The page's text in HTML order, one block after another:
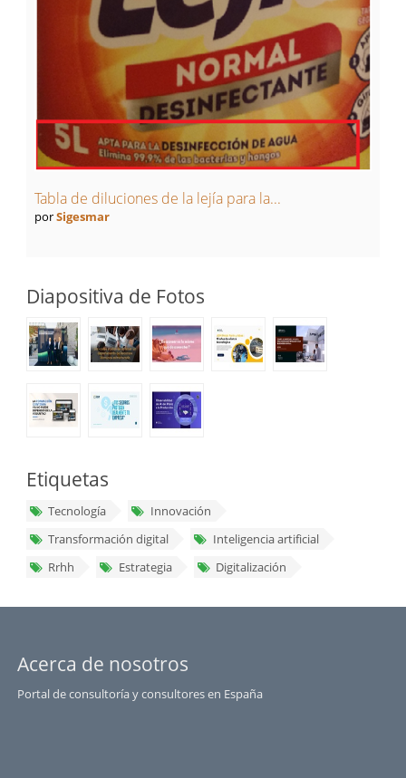
Tabla de diluciones de la lejía para la...
porSigesmar
Diapositiva de Fotos
Etiquetas
Tecnología
Innovación
Transformación digital
Inteligencia artificial
Rrhh
Estrategia Digitalización
Acerca de nosotros
Portal de consultoría y consultores en España